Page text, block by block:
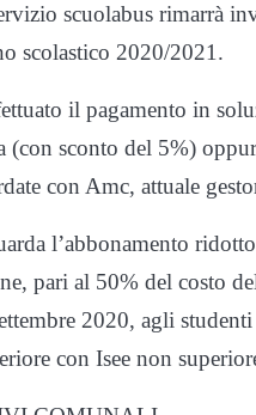
scuolabus rimarrà
scolastico 2020/2021.
il pagamento in
(con sconto del 5%)
con Amc, attuale
l’abbonamento
pari al 50% del costo
2020, agli
con Isee non